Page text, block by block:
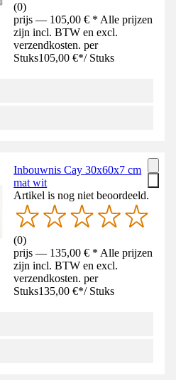
(0)
prijs — 105,00 € * Alle prijzen
zijn incl. BTW en excl.
verzendkosten. per
Stuks105,00 €*/ Stuks
Inbouwnis Cay 30x60x7 cm
mat wit
Artikel is nog niet beoordeeld.
(0)
prijs — 135,00 € * Alle prijzen
zijn incl. BTW en excl.
verzendkosten. per
Stuks135,00 €*/ Stuks